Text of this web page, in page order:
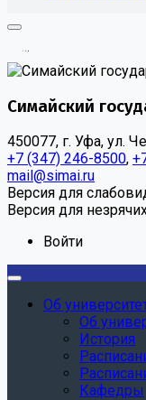
...
Симайский
450077, г. Уфа, ул.
+7 (347) 246-8500,
mail@simai.ru
Версия для
Версия для
Войти
Об
Об
История
Кафедры